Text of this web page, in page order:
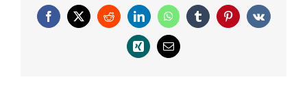
Facebook
X RedditLinkedInWhatsAppTumblrPinterestVk
Xing
Correo